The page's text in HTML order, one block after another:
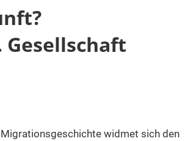
widmet sich den